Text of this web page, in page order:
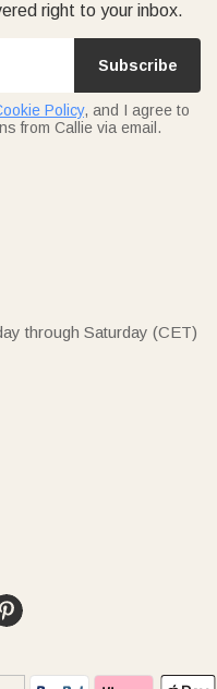
right to your inbox.
Subscribe
Policy, and I agree to
from Callie via email.
through Saturday (CET)